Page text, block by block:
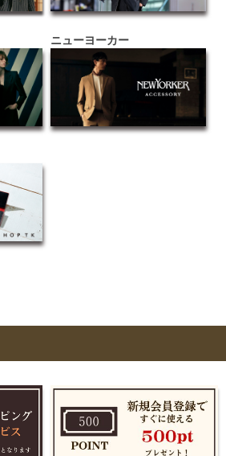
ニューヨーカー